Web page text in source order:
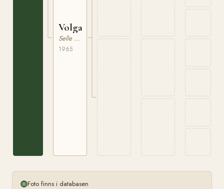
Volga
Selle Francais
1965
Foto finns i databasen